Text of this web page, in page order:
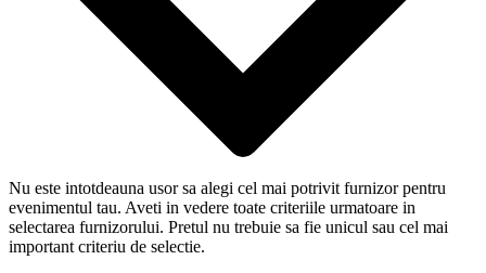
Nu este intotdeauna usor sa alegi cel mai potrivit furnizor pentru
evenimentul tau. Aveti in vedere toate criteriile urmatoare in
selectarea furnizorului. Pretul nu trebuie sa fie unicul sau cel mai
important criteriu de selectie.